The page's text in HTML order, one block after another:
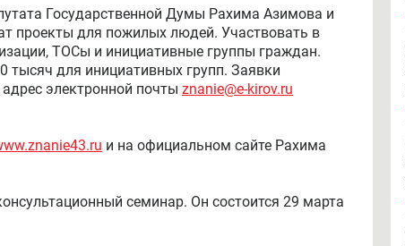
Государственной Думы Рахима Азимова и
проекты для пожилых людей. Участвовать в
ТОСы и инициативные группы граждан.
тысяч для инициативных групп. Заявки
электронной почты znanie@e-kirov.ru
и на официальном сайте Рахима
семинар. Он состоится 29 марта